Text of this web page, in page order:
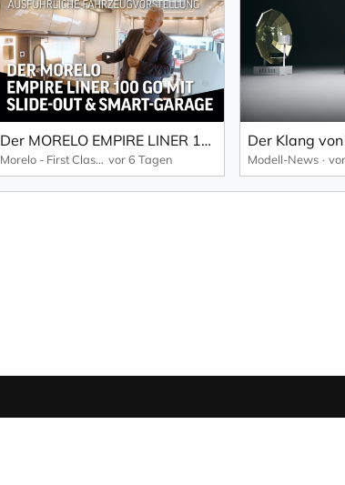
Der MORELO EMPIRE LINER 100 GO | Luxus-Reisemobil mit Slide-Out & Smart-Garage – sofort verfügbar
Morelo - First Class Reisemobile vor 6 Tagen Modell-News